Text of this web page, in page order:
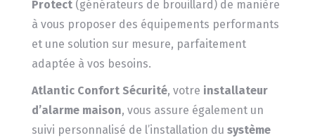
Protect (générateurs de brouillard) de manière
à vous proposer des équipements performants
et une solution sur mesure, parfaitement
adaptée à vos besoins.
Atlantic Confort Sécurité, votre installateur
d’alarme maison, vous assure également un
suivi personnalisé de l’installation du système